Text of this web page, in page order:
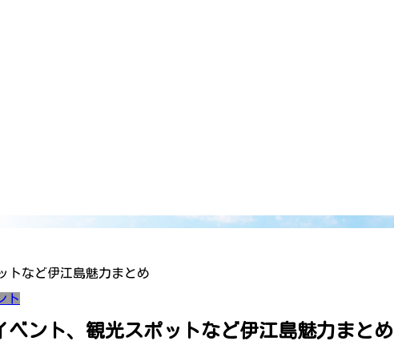
トなど伊江島魅力まとめ
ト
ント、観光スポットなど伊江島魅力まとめ